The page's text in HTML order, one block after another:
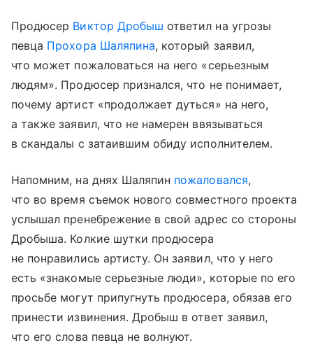
Продюсер Виктор Дробыш ответил на угрозы
певца Прохора Шаляпина, который заявил,
что может пожаловаться на него «серьезным
людям». Продюсер признался, что не понимает,
почему артист «продолжает дуться» на него,
а также заявил, что не намерен ввязываться
в скандалы с затаившим обиду исполнителем.
Напомним, на днях Шаляпин пожаловался,
что во время съемок нового совместного проекта
услышал пренебрежение в свой адрес со стороны
Дробыша. Колкие шутки продюсера
не понравились артисту. Он заявил, что у него
есть «знакомые серьезные люди», которые по его
просьбе могут припугнуть продюсера, обязав его
принести извинения. Дробыш в ответ заявил,
что его слова певца не волнуют.